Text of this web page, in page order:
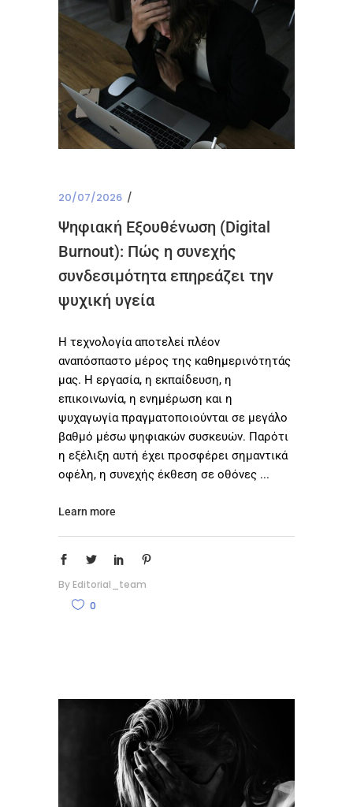
20/07/2026
Ψηφιακή Εξουθένωση (Digital
Burnout): Πώς η συνεχής
συνδεσιμότητα επηρεάζει την
ψυχική υγεία
Η τεχνολογία αποτελεί πλέον
αναπόσπαστο μέρος της καθημερινότητάς
μας. Η εργασία, η εκπαίδευση, η
επικοινωνία, η ενημέρωση και η
ψυχαγωγία πραγματοποιούνται σε μεγάλο
βαθμό μέσω ψηφιακών συσκευών. Παρότι
η εξέλιξη αυτή έχει προσφέρει σημαντικά
οφέλη, η συνεχής έκθεση σε οθόνες
Learn more
By Editorial_team
0